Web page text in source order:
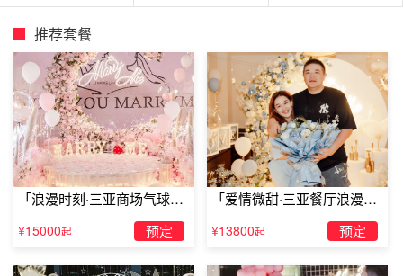
防城港浪漫酒店排行防城港格兰云天海景公寓
格兰云天海景酒店位于北部湾大道，附近毗邻汽车站，地处
进出港口必经之路北部湾大道旁，交通十分便利，地处繁华
地带，环境优美，空气清新。北部湾大道168号阳光海岸三
推荐套餐
「浪漫时刻·三亚商场气球雨
惊喜求婚」
¥15000起 预定
「爱情微甜·三亚餐厅浪漫求
婚」
¥13800起 预定